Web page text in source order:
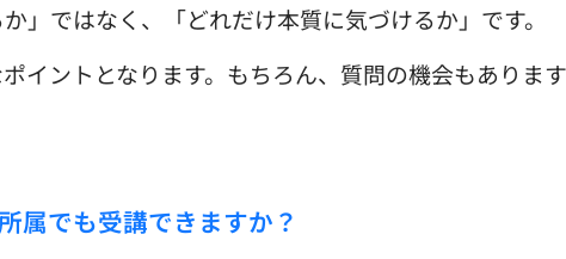
」ではなく、「どれだけ本質に気づけるか」です。
イントとなります。もちろん、質問の機会もありま
属でも受講できますか？